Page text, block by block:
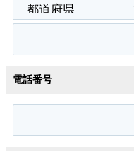
電話番号